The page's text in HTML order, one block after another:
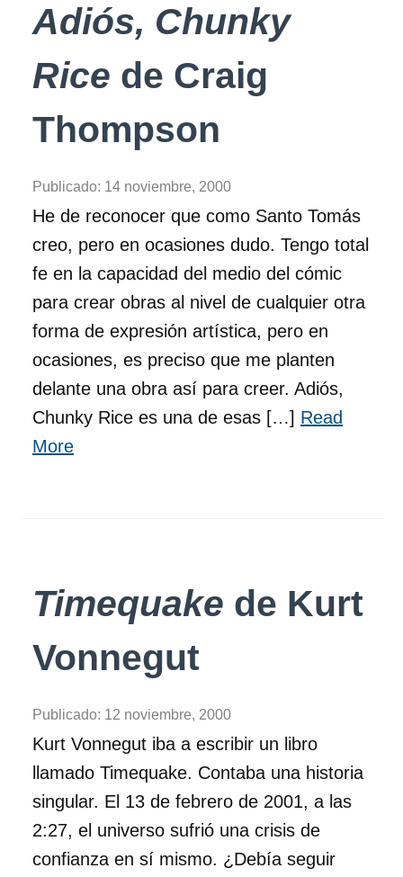
Adiós, Chunky
Rice de Craig
Thompson
Publicado: 14 noviembre, 2000
He de reconocer que como Santo Tomás
creo, pero en ocasiones dudo. Tengo total
fe en la capacidad del medio del cómic
para crear obras al nivel de cualquier otra
forma de expresión artística, pero en
ocasiones, es preciso que me planten
delante una obra así para creer. Adiós,
Chunky Rice es una de esas […] Read
More
Timequake de Kurt
Vonnegut
Publicado: 12 noviembre, 2000
Kurt Vonnegut iba a escribir un libro
llamado Timequake. Contaba una historia
singular. El 13 de febrero de 2001, a las
2:27, el universo sufrió una crisis de
confianza en sí mismo. ¿Debía seguir